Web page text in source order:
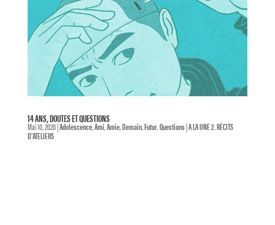
14 ANS, DOUTES ET QUESTIONS
Mai 10, 2020|Adolescence,Ami,Amie,Demain,Futur,Questions|A LA UNE 2,RÉCITS
D'ATELIERS